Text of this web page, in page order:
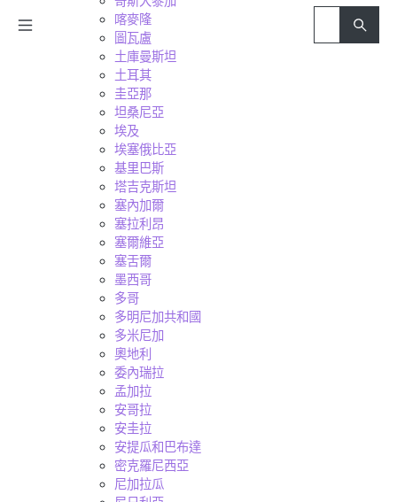
喀麥隆
圖瓦盧
土庫曼斯坦
土耳其
圭亞那
坦桑尼亞
埃及
埃塞俄比亞
基里巴斯
塔吉克斯坦
塞內加爾
塞拉利昂
塞爾維亞
塞舌爾
墨西哥
多哥
多明尼加共和國
多米尼加
奧地利
委內瑞拉
孟加拉
安哥拉
安圭拉
安提瓜和巴布達
密克羅尼西亞
尼加拉瓜